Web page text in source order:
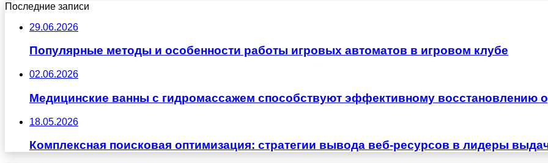
Последние записи
29.06.2026
Популярные методы и особенности работы игровых автоматов в игровом клубе
02.06.2026
Медицинские ванны с гидромассажем способствуют эффективному восстановлению
18.05.2026
Комплексная поисковая оптимизация: стратегии вывода веб-ресурсов в лидеры